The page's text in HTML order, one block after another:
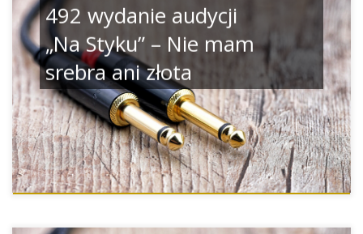
492 wydanie audycji
„Na Styku” – Nie mam
srebra ani złota